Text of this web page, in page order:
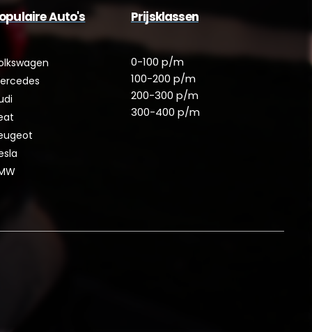
Auto's Prijsklassen
0-100 p/m
100-200 p/m
200-300 p/m
300-400 p/m